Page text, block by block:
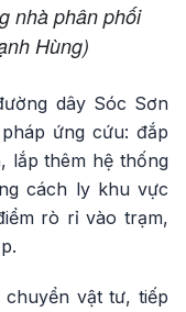
nhà phân phối
Hùng)
dây Sóc Sơn
ứng cứu: đắp
lắp thêm hệ thống
cách ly khu vực
rò rỉ vào trạm,
vật tư, tiếp